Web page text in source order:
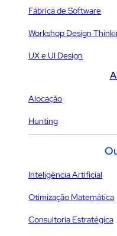
Fábrica de Software
Workshop Design
UX e UI Design
Alocação
Hunting
Inteligência Artificial
Otimização Matemática
Consultoria Estratégica